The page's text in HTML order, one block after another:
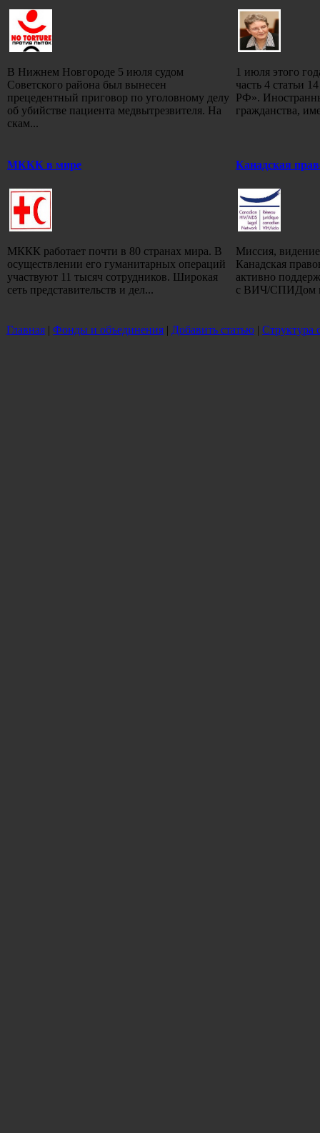
В Нижнем Новгороде 5 июля судом
Советского района был вынесен
прецедентный приговор по уголовному делу
об убийстве пациента медвытрезвителя. На
скам...
1 июля этого
часть 4 статьи
РФ».
гражданства,
МККК в мире
МККК работает почти в 80 странах мира. В
осуществлении его гуманитарных операций
участвуют 11 тысяч сотрудников. Широкая
сеть представительств и дел...
Канадская
Миссия,
Канадская
активно
с ВИЧ/СПИДом и
Главная | Фонды и объединения | Добавить статью | Структура